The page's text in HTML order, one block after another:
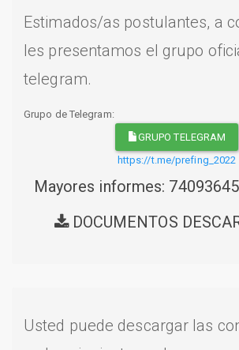
Estimados/as postulantes, a
les presentamos el grupo
telegram.
Grupo de Telegram:
GRUPO TELEGRAM
https://t.me/prefing_2022
Mayores informes:
DOCUMENTOS
Usted puede descargar las